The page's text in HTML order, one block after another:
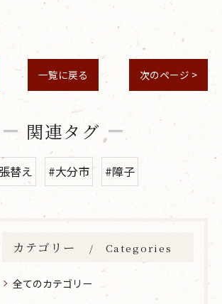
一覧に戻る 次のページ >
関連タグ
替え #大分市 #障子
カテゴリー Categories
全てのカテゴリー